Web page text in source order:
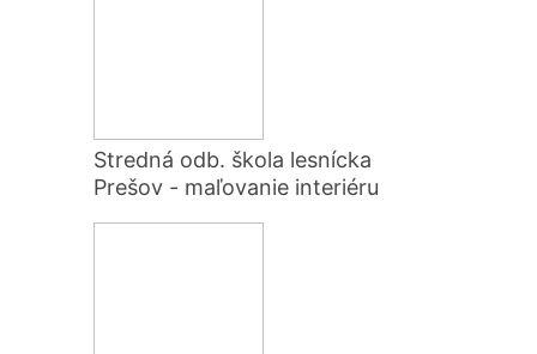
Stredná odb. škola lesnícka
Prešov - maľovanie interiéru